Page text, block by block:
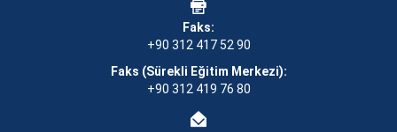
Faks:
+90 312 417 52 90
Faks (Sürekli Eğitim Merkezi):
+90 312 419 76 80